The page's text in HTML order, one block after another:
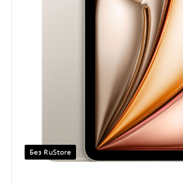
Без RuStore